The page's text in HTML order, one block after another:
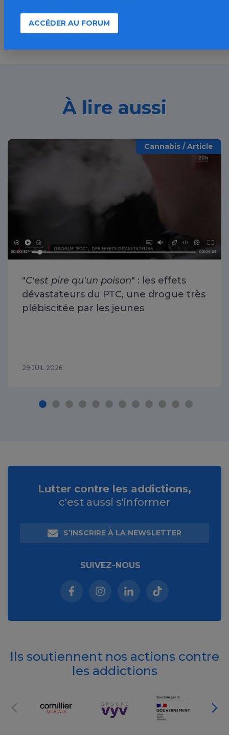
À lire aussi
Cannabis / Article
"C'est pire qu'un poison" : les effets
dévastateurs du PTC, une drogue très
plébiscitée par les jeunes
29 JUIL 2026
ACCÉDER AU FORUM
Lutter contre les addictions,
c'est aussi s'informer
S’INSCRIRE À LA NEWSLETTER
SUIVEZ-NOUS
Facebook (nouvelle fenêtre)
Instagram (nouvelle fenêtre)
Linkedin (nouvelle
Tiktok (nouvelle
Ils soutiennent nos actions contre
les addictions